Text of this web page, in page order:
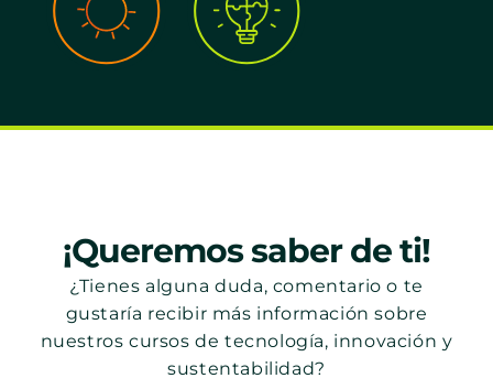
¡Queremos saber de ti!
¿Tienes alguna duda, comentario o te
gustaría recibir más información sobre
nuestros cursos de tecnología, innovación y
sustentabilidad?